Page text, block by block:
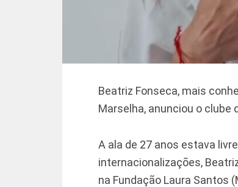
Beatriz Fonseca, mais
Marselha, anunciou o clube
A ala de 27 anos estava
internacionalizações,
na Fundação Laura Santos